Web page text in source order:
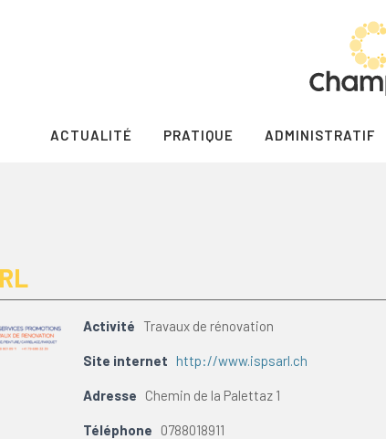
ACTUALITÉ PRATIQUE ADMINISTRATIF
Activité Travaux de rénovation
Site internet http://www.ispsarl.ch
Adresse Chemin de la Palettaz 1
Téléphone 0788018911